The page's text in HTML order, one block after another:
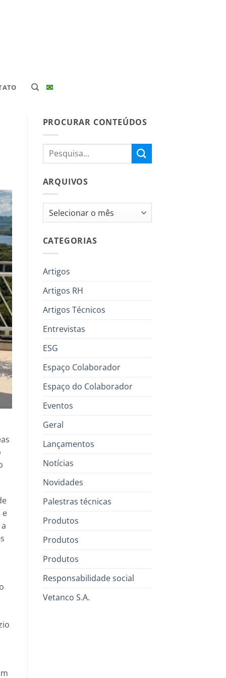
e
PROCURAR CONTEÚDOS
ARQUIVOS
Arquivos
CATEGORIAS
Artigos
Artigos RH
Artigos Técnicos
Entrevistas
ESG
Espaço Colaborador
Espaço do Colaborador
Eventos
Geral
Lançamentos
Notícias
Novidades
Palestras técnicas
Produtos
Produtos
Produtos
Responsabilidade social
Vetanco S.A.